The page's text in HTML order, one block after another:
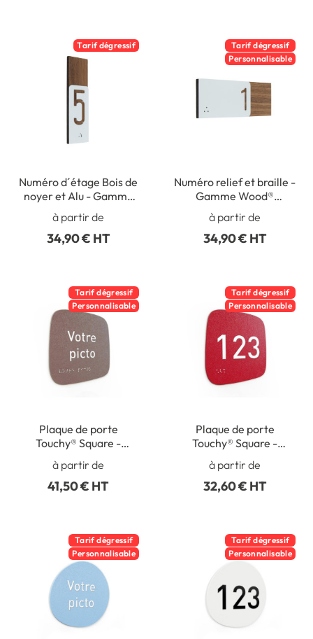
Tarif dégressif
Numéro d´étage Bois de
noyer et Alu - Gamme
Wood Noyer®
à partir de
34,90 € HT
Tarif dégressif
Personnalisable
Numéro relief et braille -
Gamme Wood®
Dimension H 50 x L
148.5 mm Matière Alu &
Noyer
à partir de
34,90 € HT
Tarif dégressif
Personnalisable
Plaque de porte
Touchy® Square -
Pictogramme
personnalisé - 120 x 120
mm - Relief et braille
à partir de
41,50 € HT
Tarif dégressif
Personnalisable
Plaque de porte
Touchy® Square -
Chiffre personnalisé
jusqu’à 3 caractères -
120 x 120 mm - Relief et
à partir de
32,60 € HT
Tarif dégressif
Personnalisable
Tarif dégressif
Personnalisable